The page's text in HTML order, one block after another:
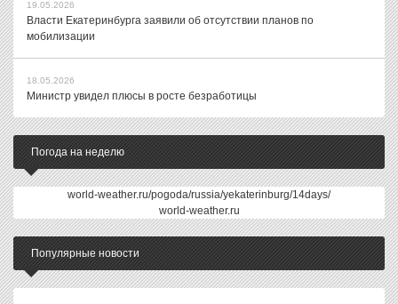
19.05.2026
Власти Екатеринбурга заявили об отсутствии планов по
мобилизации
18.05.2026
Министр увидел плюсы в росте безработицы
Погода на неделю
world-weather.ru/pogoda/russia/yekaterinburg/14days/
world-weather.ru
Популярные новости